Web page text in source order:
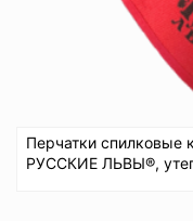
Перчатки спилковые
РУССКИЕ ЛЬВЫ®,